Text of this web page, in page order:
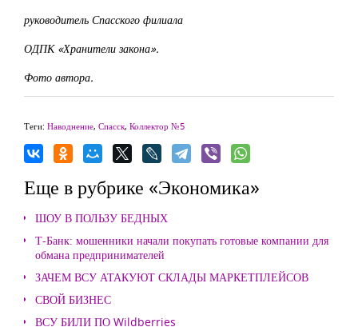
руководитель Спасского филиала
ОДПК «Хранители закона».
Фото автора.
Теги: Наводнение, Спасск, Коллектор №5
Еще в рубрике «Экономика»
ШОУ В ПОЛЬЗУ БЕДНЫХ
Т-Банк: мошенники начали покупать готовые компании для
обмана предпринимателей
ЗАЧЕМ ВСУ АТАКУЮТ СКЛАДЫ МАРКЕТПЛЕЙСОВ
СВОЙ БИЗНЕС
ВСУ БИЛИ ПО Wildberries